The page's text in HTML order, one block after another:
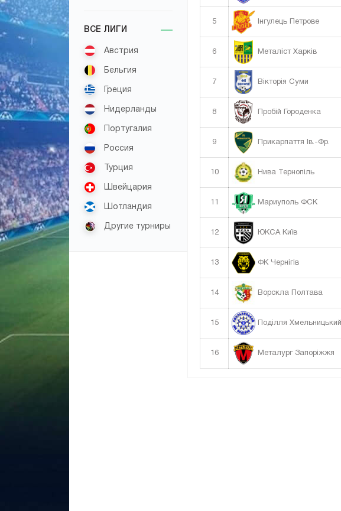
ВСЕ ЛИГИ
Австрия
Бельгия
Греция
Нидерланды
Португалия
Россия
Турция
Швейцария
Шотландия
Другие турниры
5 Інгулець Петрове
6 Металіст Харків
7 Вікторія Суми
8 Пробій Городенка
9 Прикарпаття Ів.-Фр.
10 Нива Тернопіль
11 Мариуполь ФСК
12 ЮКСА Київ
13 ФК Чернігів
14 Ворскла Полтава
15 Поділля Хмельницький
16 Металург Запоріжжя